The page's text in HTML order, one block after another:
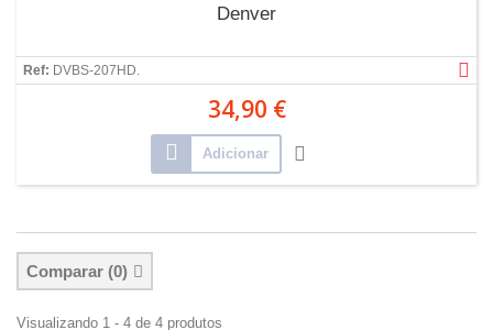
Denver
Ref: DVBS-207HD.
34,90 €
Adicionar
Comparar (0)
Visualizando 1 - 4 de 4 produtos